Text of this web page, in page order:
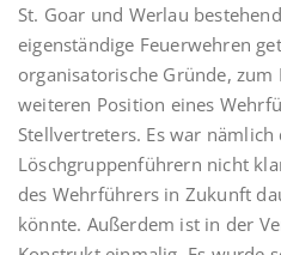
St. Goar und Werlau
eigenständige Feuerwehren
organisatorische Gründe,
weiteren Position eines
Stellvertreters. Es war
Löschgruppenführern nicht
des Wehrführers in Zukunft
könnte. Außerdem ist in der